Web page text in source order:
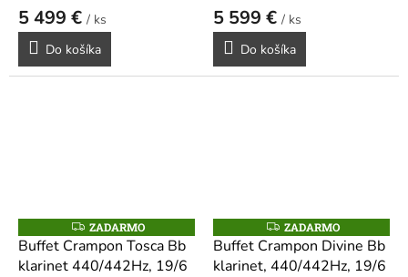
5 499 € / ks
Do košíka
5 599 € / ks
Do košíka
Z
A
D
A
ZADARMO
Buffet Crampon Tosca Bb
klarinet 440/442Hz, 19/6
Z
A
D
A
ZADARMO
Buffet Crampon Divine Bb
klarinet, 440/442Hz, 19/6